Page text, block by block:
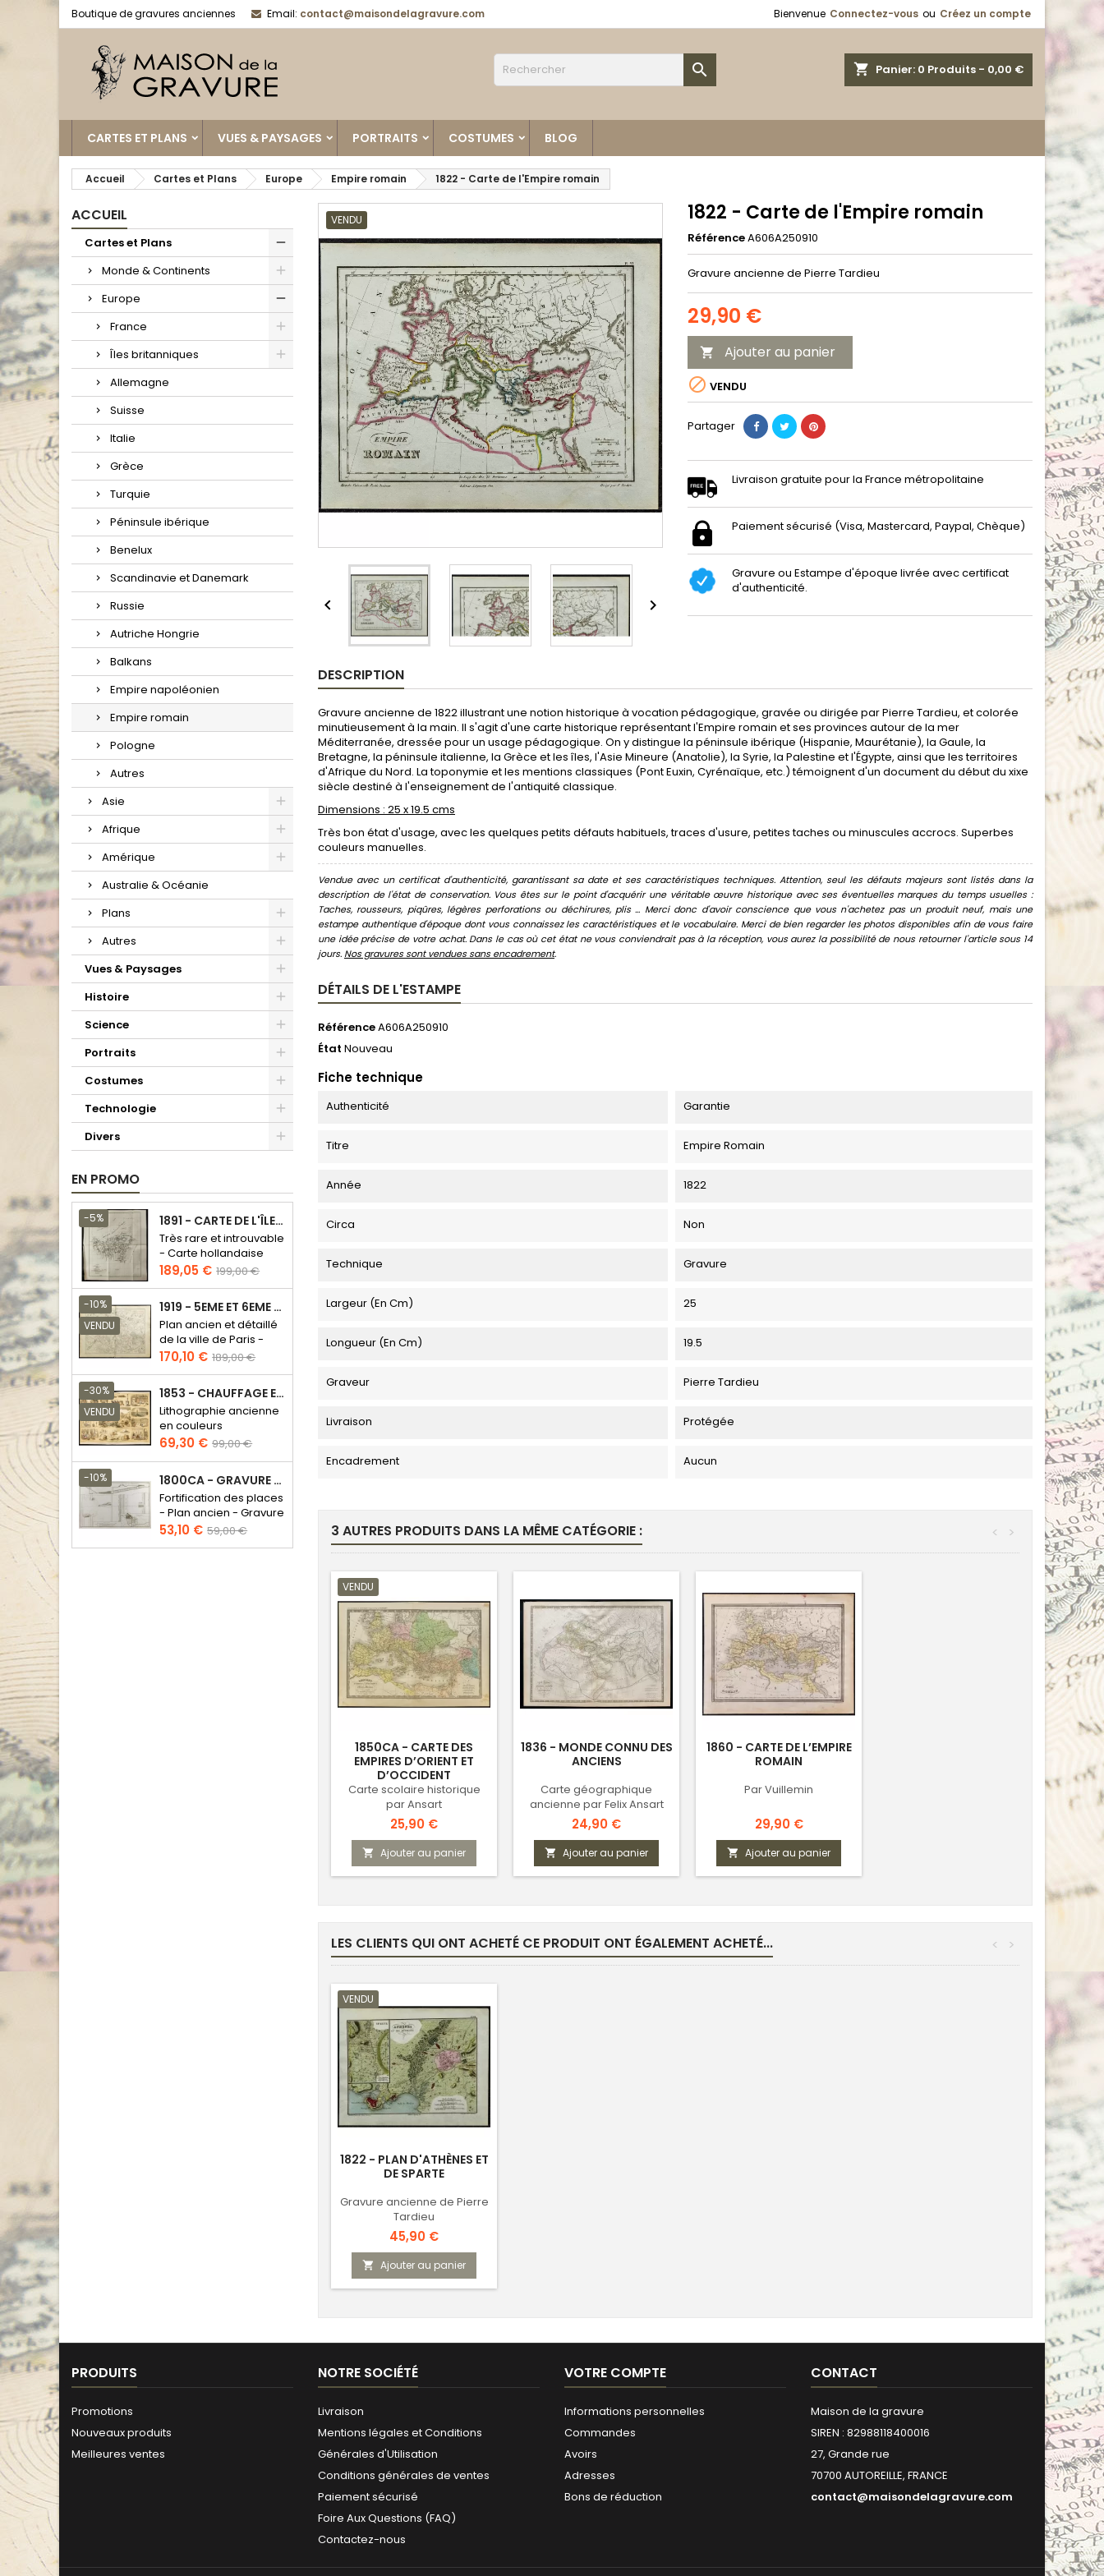
Boutique de gravures anciennes Email: contact@maisondelagravure.com Bienvenue Connectez-vous ou Créez un compte
shopping_cart Panier: 0 Produits - 0,00 €

CARTES ET PLANS VUES & PAYSAGES PORTRAITS COSTUMES BLOG
Accueil Cartes et Plans Europe Empire romain 1822 - Carte de l'Empire romain
ACCUEIL
Cartes et Plans
Monde & Continents
Europe
France
Îles britanniques
Allemagne
Suisse
Italie
Grèce
Turquie
Péninsule ibérique
Benelux
Scandinavie et Danemark
Russie
Autriche Hongrie
Balkans
Empire napoléonien
Empire romain
Pologne
Autres
Asie
Afrique
Amérique
Australie & Océanie
Plans
Autres
Vues & Paysages
Histoire
Science
Portraits
Costumes
Technologie
Divers
EN PROMO
-5% 1891 - CARTE DE L'ÎLE DE BORNÉO
Très rare et introuvable
- Carte hollandaise
Prix
189,05 € Prix
de
base
199,00 €
-10%
VENDU
1919 - 5EME ET 6EME ARRONDISSEMENT DE PARIS
Plan ancien et détaillé
de la ville de Paris -
Odéon - Sorbonne
Prix
170,10 € Prix
de
base
189,00 €
-30%
VENDU
1853 - CHAUFFAGE ET ÉCLAIRAGE (LITHOGRAPHIE)
Lithographie ancienne
en couleurs
Prix
69,30 € Prix
de
base
99,00 €
-10% 1800CA - GRAVURE ARCHITECTURE MILITAIRE - ATTAQUE ET DÉFENSE
Fortification des places
- Plan ancien - Gravure
en taille douce
Prix
53,10 € Prix
de
59,00 €
VENDU
 
1822 - Carte de l'Empire romain
RéférenceA606A250910
Gravure ancienne de Pierre Tardieu
29,90 €
 Ajouter au panier
 VENDU
Partager
Livraison gratuite pour la France métropolitaine
Paiement sécurisé (Visa, Mastercard, Paypal, Chèque)
Gravure ou Estampe d'époque livrée avec certificat
d'authenticité.
DESCRIPTION
Gravure ancienne de 1822 illustrant une notion historique à vocation pédagogique, gravée ou dirigée par Pierre Tardieu, et colorée
minutieusement à la main. Il s'agit d'une carte historique représentant l'Empire romain et ses provinces autour de la mer
Méditerranée, dressée pour un usage pédagogique. On y distingue la péninsule ibérique (Hispanie, Maurétanie), la Gaule, la
Bretagne, la péninsule italienne, la Grèce et les îles, l'Asie Mineure (Anatolie), la Syrie, la Palestine et l'Égypte, ainsi que les territoires
d'Afrique du Nord. La toponymie et les mentions classiques (Pont Euxin, Cyrénaïque, etc.) témoignent d'un document du début du xixe
siècle destiné à l'enseignement de l'antiquité classique.
Dimensions : 25 x 19.5 cms
Très bon état d'usage, avec les quelques petits défauts habituels, traces d'usure, petites taches ou minuscules accrocs. Superbes
couleurs manuelles.
Vendue avec un certificat d'authenticité, garantissant sa date et ses caractéristiques techniques. Attention, seul les défauts majeurs sont listés dans la
description de l'état de conservation. Vous êtes sur le point d'acquérir une véritable œuvre historique avec ses éventuelles marques du temps usuelles :
Taches, rousseurs, piqûres, légères perforations ou déchirures, plis ... Merci donc d'avoir conscience que vous n'achetez pas un produit neuf, mais une
estampe authentique d'époque dont vous connaissez les caractéristiques et le vocabulaire. Merci de bien regarder les photos disponibles afin de vous faire
une idée précise de votre achat. Dans le cas où cet état ne vous conviendrait pas à la réception, vous aurez la possibilité de nous retourner l'article sous 14
jours. Nos gravures sont vendues sans encadrement.
DÉTAILS DE L'ESTAMPE
RéférenceA606A250910
État Nouveau
Fiche technique
Authenticité Garantie
Titre Empire Romain
Année 1822
Circa Non
Technique Gravure
Largeur (en Cm) 25
Longueur (en Cm) 19.5
Graveur Pierre Tardieu
Livraison Protégée
Encadrement Aucun
3 AUTRES PRODUITS DANS LA MÊME CATÉGORIE : >
<
VENDU
1850CA - CARTE DES
EMPIRES D’ORIENT ET
D’OCCIDENT
Carte scolaire historique
par Ansart
Prix
25,90 €
 Ajouter au panier
1836 - MONDE CONNU DES
ANCIENS
Carte géographique
ancienne par Felix Ansart
Prix
24,90 €
 Ajouter au panier
1860 - CARTE DE L’EMPIRE
ROMAIN
Par Vuillemin
Prix
29,90 €
 Ajouter au panier
LES CLIENTS QUI ONT ACHETÉ CE PRODUIT ONT ÉGALEMENT ACHETÉ... >
<
VENDU
1822 - PLAN D'ATHÈNES ET
DE SPARTE
Gravure ancienne de Pierre
Tardieu
Prix
45,90 €
 Ajouter au panier
PRODUITS
Promotions
Nouveaux produits
Meilleures ventes
NOTRE SOCIÉTÉ
Livraison
Mentions légales et Conditions
Générales d'Utilisation
Conditions générales de ventes
Paiement sécurisé
Foire Aux Questions (FAQ)
Contactez-nous
VOTRE COMPTE
Informations personnelles
Commandes
Avoirs
Adresses
Bons de réduction
CONTACT
Maison de la gravure
SIREN : 82988118400016
27, Grande rue
70700 AUTOREILLE, FRANCE
contact@maisondelagravure.com